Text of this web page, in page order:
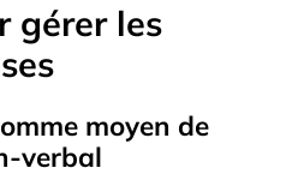
gérer les
moyen de
verbal